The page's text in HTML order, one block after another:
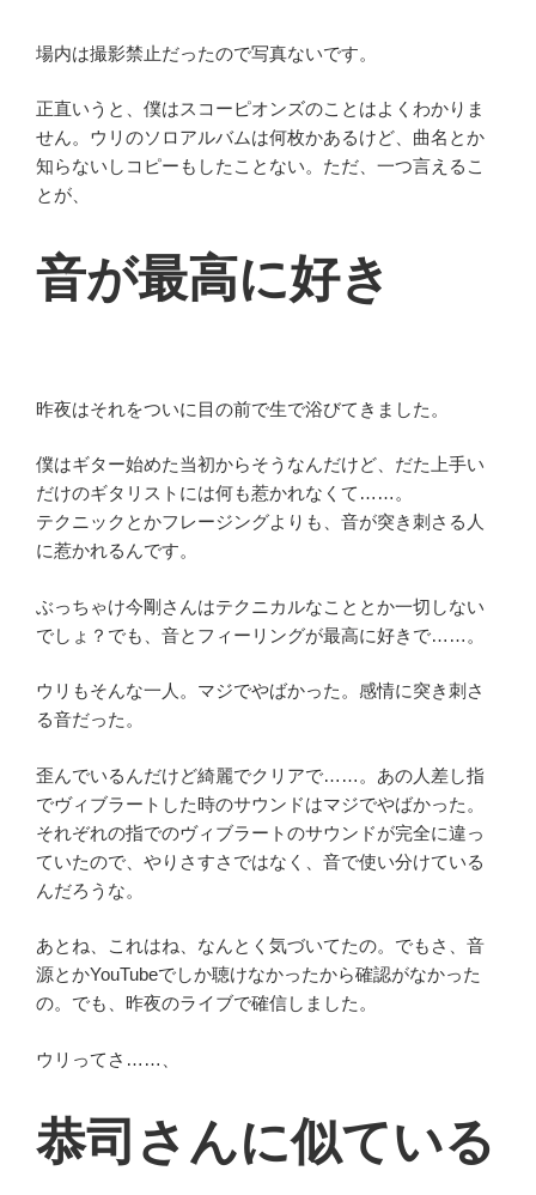
場内は撮影禁止だったので写真ないです。
正直いうと、僕はスコーピオンズのことはよくわかりま
せん。ウリのソロアルバムは何枚かあるけど、曲名とか
知らないしコピーもしたことない。ただ、一つ言えるこ
とが、
音が最高に好き
昨夜はそれをついに目の前で生で浴びてきました。
僕はギター始めた当初からそうなんだけど、だた上手い
だけのギタリストには何も惹かれなくて……。
テクニックとかフレージングよりも、音が突き刺さる人
に惹かれるんです。
ぶっちゃけ今剛さんはテクニカルなこととか一切しない
でしょ？でも、音とフィーリングが最高に好きで……。
ウリもそんな一人。マジでやばかった。感情に突き刺さ
る音だった。
歪んでいるんだけど綺麗でクリアで……。あの人差し指
でヴィブラートした時のサウンドはマジでやばかった。
それぞれの指でのヴィブラートのサウンドが完全に違っ
ていたので、やりさすさではなく、音で使い分けている
んだろうな。
あとね、これはね、なんとく気づいてたの。でもさ、音
源とかYouTubeでしか聴けなかったから確認がなかった
の。でも、昨夜のライブで確信しました。
ウリってさ……、
恭司さんに似ている